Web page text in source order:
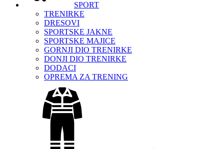
SPORT
TRENIRKE
DRESOVI
SPORTSKE JAKNE
SPORTSKE MAJICE
GORNJI DIO TRENIRKE
DONJI DIO TRENIRKE
DODACI
OPREMA ZA TRENING